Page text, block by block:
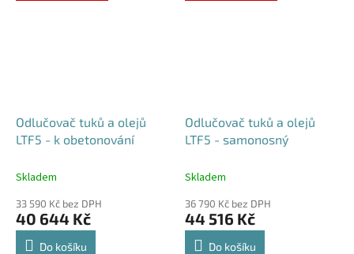
Odlučovač tuků a olejů
LTF5 - k obetonování
Skladem
33 590 Kč bez DPH
40 644 Kč
Do košíku
Odlučovač tuků a olejů
LTF5 - samonosný
Skladem
36 790 Kč bez DPH
44 516 Kč
Do košíku